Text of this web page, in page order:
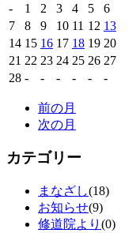
-
1 2 3 4 5
6
7
8 9 10 11 12 13
14 15 16 17 18 19 20
21 22 23 24 25 26 27
28 - - - - - -
前の月
次の月
カテゴリー
まなざし(18)
お知らせ(9)
修道院より (0)